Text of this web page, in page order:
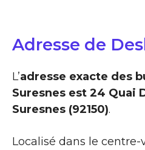
Adresse de
L’adresse exacte des
Suresnes est 24 Quai
Suresnes (92150).
Localisé dans le